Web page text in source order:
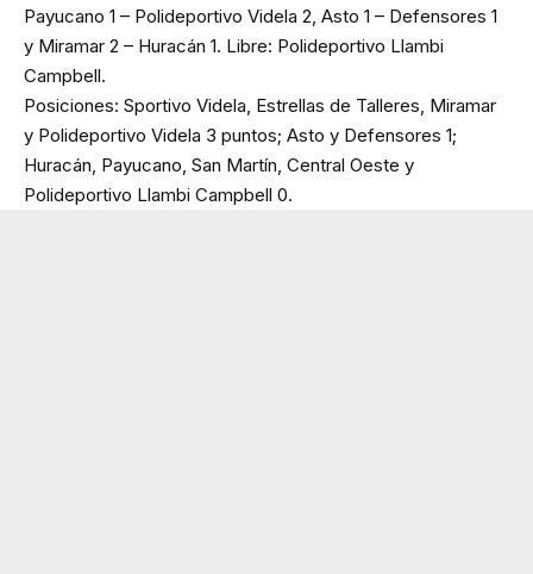
Payucano 1 – Polideportivo Videla 2, Asto 1 – Defensores 1
y Miramar 2 – Huracán 1. Libre: Polideportivo Llambi
Campbell.
Posiciones: Sportivo Videla, Estrellas de Talleres, Miramar
y Polideportivo Videla 3 puntos; Asto y Defensores 1;
Huracán, Payucano, San Martín, Central Oeste y
Polideportivo Llambi Campbell 0.